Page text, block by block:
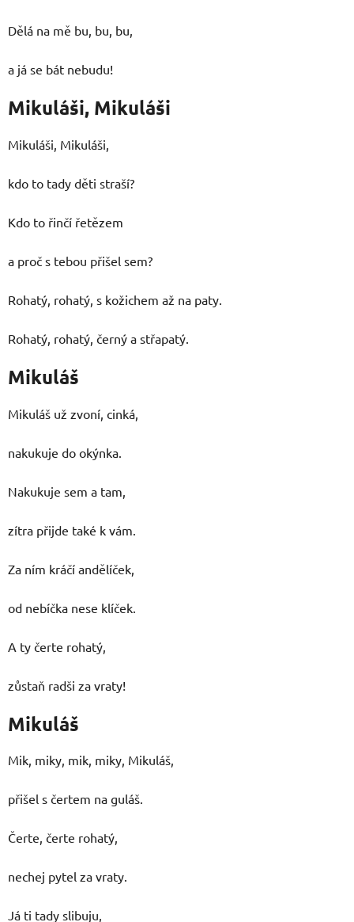
Dělá na mě bu, bu, bu,
a já se bát nebudu!
Mikuláši, Mikuláši
Mikuláši, Mikuláši,
kdo to tady děti straší?
Kdo to řinčí řetězem
a proč s tebou přišel sem?
Rohatý, rohatý, s kožichem až na paty.
Rohatý, rohatý, černý a střapatý.
Mikuláš
Mikuláš už zvoní, cinká,
nakukuje do okýnka.
Nakukuje sem a tam,
zítra přijde také k vám.
Za ním kráčí andělíček,
od nebíčka nese klíček.
A ty čerte rohatý,
zůstaň radši za vraty!
Mikuláš
Mik, miky, mik, miky, Mikuláš,
přišel s čertem na guláš.
Čerte, čerte rohatý,
nechej pytel za vraty.
Já ti tady slibuju,